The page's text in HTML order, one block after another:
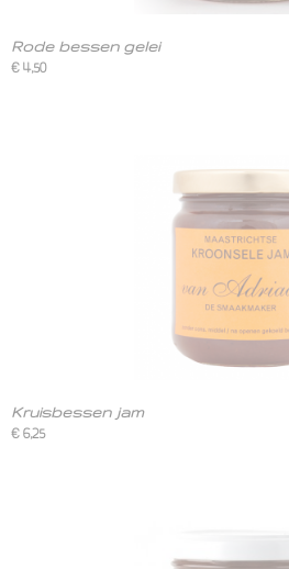
Rode bessen gelei
€ 4,50
Kruisbessen jam
€ 6,25